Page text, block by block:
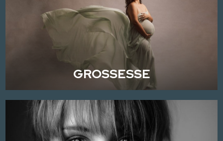
GROSSESSE